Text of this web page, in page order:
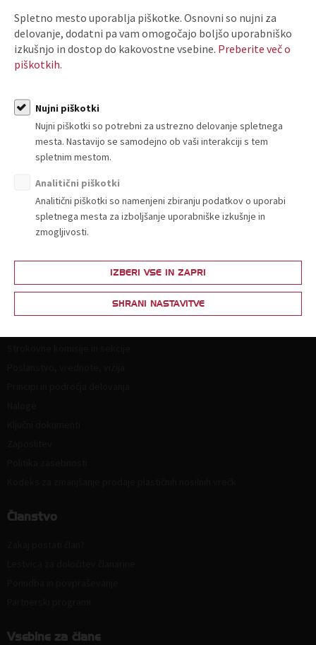
Splošni pogoji:Za člane znaša kotizacija 55,00 EUR z DDV na
udeleženca, za nečlane pa 110,00 EUR z DDV na udeleženca
Znesek kotizacije nakažite na TRR pri SKB: 0313 8100 0518 803 –
sklic 3007. Prijavnico in dokazilo o plačilu nam lahko pošljete po
pisno odjavite vsaj 3 delovne dni pred izvedbo delavnice ali, če
razpisane delavnice ne izvedemo!Število prijav je omejeno na
15 udeležencev.
O nas
Članstvo
Vsebine za člane
Spletno mesto uporablja piškotke. Osnovni so nujni za
delovanje, dodatni pa vam omogočajo boljšo uporabniško
izkušnjo in dostop do kakovostne vsebine. Preberite več o
piškotkih.
Nujni piškotki
Nujni piškotki so potrebni za ustrezno delovanje spletnega
mesta. Nastavijo se samodejno ob vaši interakciji s tem
spletnim mestom.
Analitični piškotki
Analitični piškotki so namenjeni zbiranju podatkov o uporabi
spletnega mesta za izboljšanje uporabniške izkušnje in
zmogljivosti.
IZBERI VSE IN ZAPRI
SHRANI NASTAVITVE